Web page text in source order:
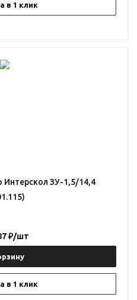
в 1 клик
Интерскол ЗУ-1,5/14,4
в 1 клик
₽/шт